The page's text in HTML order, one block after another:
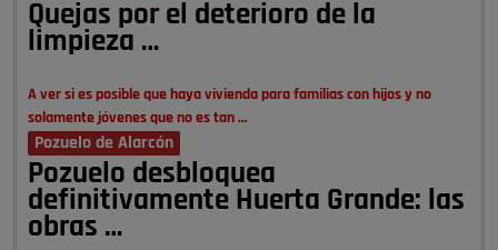
Quejas por el deterioro de la
limpieza …
A ver si es posible que haya vivienda para familias con hijos y no
solamente jóvenes que no es tan …
Pozuelo de Alarcón
Pozuelo desbloquea
definitivamente Huerta Grande: las
obras …